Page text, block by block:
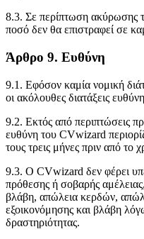
8.3. Σε περίπτωση ακύρωσης
ποσό δεν θα επιστραφεί σε
Άρθρο 9. Ευθύνη
9.1. Εφόσον καμία νομική
οι ακόλουθες διατάξεις
9.2. Εκτός από περιπτώσεις
ευθύνη του CVwizard
τους τρεις μήνες πριν από το
9.3. Ο CVwizard δεν φέρει
πρόθεσης ή σοβαρής
βλάβη, απώλεια κερδών,
εξοικονόμησης και βλάβη
δραστηριότητας.